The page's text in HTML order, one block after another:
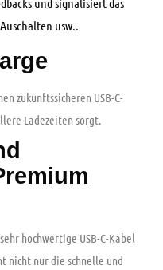
usw..
zukunftssicheren USB-C-
Ladezeiten sorgt.
hochwertige USB-C-Kabel
nicht nur die schnelle und